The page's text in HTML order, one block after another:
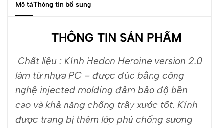
Mô tảThông tin bổ sung
THÔNG TIN SẢN PHẨM
Chất liệu : Kính Hedon Heroine version 2.0
làm từ nhựa PC – được đúc bằng công
nghệ injected molding đảm bảo độ bền
cao và khả năng chống trầy xước tốt. Kính
được trang bị thêm lớp phủ chống sương